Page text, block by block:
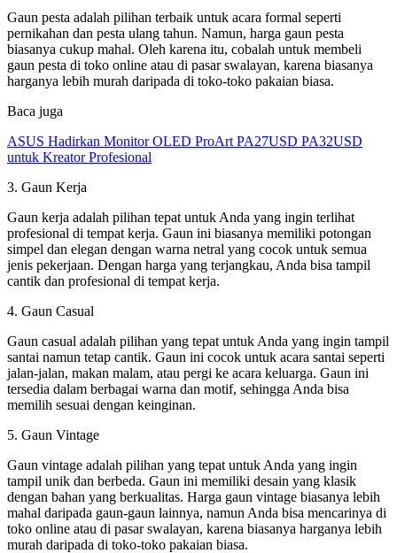
Gaun pesta adalah pilihan terbaik untuk acara formal seperti
pernikahan dan pesta ulang tahun. Namun, harga gaun pesta
biasanya cukup mahal. Oleh karena itu, cobalah untuk membeli
gaun pesta di toko online atau di pasar swalayan, karena biasanya
harganya lebih murah daripada di toko-toko pakaian biasa.
Baca juga
ASUS Hadirkan Monitor OLED ProArt PA27USD PA32USD
untuk Kreator Profesional
3. Gaun Kerja
Gaun kerja adalah pilihan tepat untuk Anda yang ingin terlihat
profesional di tempat kerja. Gaun ini biasanya memiliki potongan
simpel dan elegan dengan warna netral yang cocok untuk semua
jenis pekerjaan. Dengan harga yang terjangkau, Anda bisa tampil
cantik dan profesional di tempat kerja.
4. Gaun Casual
Gaun casual adalah pilihan yang tepat untuk Anda yang ingin tampil
santai namun tetap cantik. Gaun ini cocok untuk acara santai seperti
jalan-jalan, makan malam, atau pergi ke acara keluarga. Gaun ini
tersedia dalam berbagai warna dan motif, sehingga Anda bisa
memilih sesuai dengan keinginan.
5. Gaun Vintage
Gaun vintage adalah pilihan yang tepat untuk Anda yang ingin
tampil unik dan berbeda. Gaun ini memiliki desain yang klasik
dengan bahan yang berkualitas. Harga gaun vintage biasanya lebih
mahal daripada gaun-gaun lainnya, namun Anda bisa mencarinya di
toko online atau di pasar swalayan, karena biasanya harganya lebih
murah daripada di toko-toko pakaian biasa.